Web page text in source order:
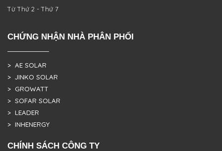
Từ Thứ 2 - Thứ 7
CHỨNG NHẬN NHÀ PHÂN PHỐI
> AE SOLAR
> JINKO SOLAR
> GROWATT
> SOFAR SOLAR
> LEADER
> INHENERGY
CHÍNH SÁCH CÔNG TY